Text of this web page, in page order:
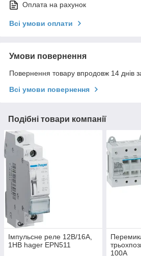
Оплата на рахунок
Всі умови оплати
Умови повернення
Повернення товару впродовж 14 днів
Всі умови повернення
Подібні товари компанії
Імпульсне реле 12В/16А,
1НВ hager EPN511
100А